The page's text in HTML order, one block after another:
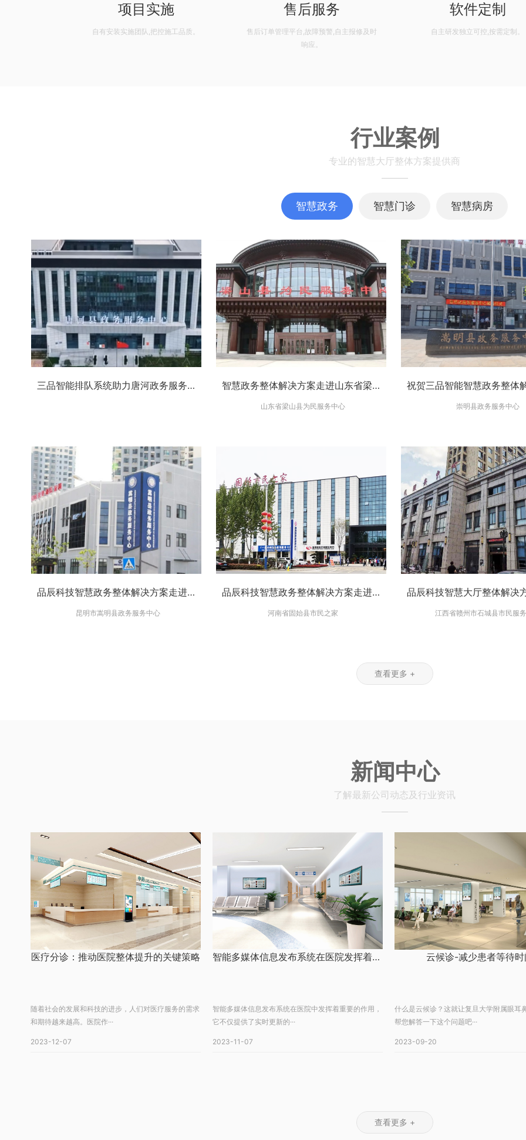
项目实施
自有安装实施团队,把控施工品质。
售后服务
售后订单管理平台,故障预警,自主报修及时
响应。
软件定制
自主研发独立可控,按需定制。
行业案例
专业的智慧大厅整体方案提供商
智慧政务 智慧门诊 智慧病房
三品智能排队系统助力唐河政务服务提升 智慧政务整体解决方案走进山东省梁山县为民服务中心
山东省梁山县为民服务中心 崇明县政务服务中心
品辰科技智慧政务整体解决方案走进昆明市嵩明县政务服务中心-全面提升政务服务质量
昆明市嵩明县政务服务中心
品辰科技智慧政务整体解决方案走进固始县市民之家政务服务中心-助力进一步提升政务服务质量
河南省固始县市民之家 江西省赣州市石城县市民服
查看更多 +
新闻中心
了解最新公司动态及行业资讯
医疗分诊：推动医院整体提升的关键策略
随着社会的发展和科技的进步，人们对医疗服务的需求
和期待越来越高。医院作···
2023-12-07
智能多媒体信息发布系统在医院发挥着至关重要的作用
智能多媒体信息发布系统在医院中发挥着重要的作用，
它不仅提供了实时更新的···
2023-11-07
云候诊-减少患者等待时
什么是云候诊？这就让复旦大学附属眼耳
帮您解答一下这个问题吧···
2023-09-20
查看更多 +